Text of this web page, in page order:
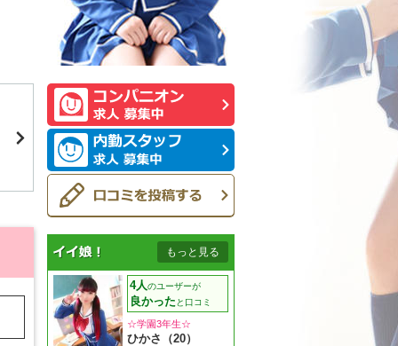
もっと見る
4人のユーザーが
良かった と口コミ
☆学園3年生☆
ひかさ（20）